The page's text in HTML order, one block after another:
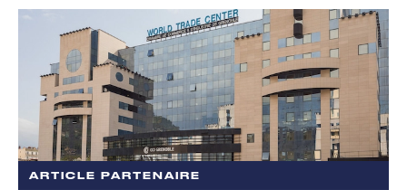
ARTICLE PARTENAIRE